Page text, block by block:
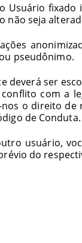
Usuário
seja
pseudônimo.
ser
com a
o direito
de Conduta.
usuário,
do